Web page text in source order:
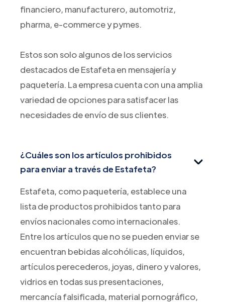
financiero, manufacturero, automotriz,
pharma, e-commerce y pymes.
Estos son solo algunos de los servicios
destacados de Estafeta en mensajería y
paquetería. La empresa cuenta con una amplia
variedad de opciones para satisfacer las
necesidades de envío de sus clientes.
¿Cuáles son los artículos prohibidos
para enviar a través de Estafeta?
Estafeta, como paquetería, establece una
lista de productos prohibidos tanto para
envíos nacionales como internacionales.
Entre los artículos que no se pueden enviar se
encuentran bebidas alcohólicas, líquidos,
artículos perecederos, joyas, dinero y valores,
vidrios en todas sus presentaciones,
mercancía falsificada, material pornográfico,